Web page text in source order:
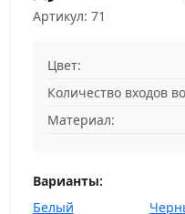
Артикул: 71
Цвет:
Количество входов
Материал:
Варианты:
Белый